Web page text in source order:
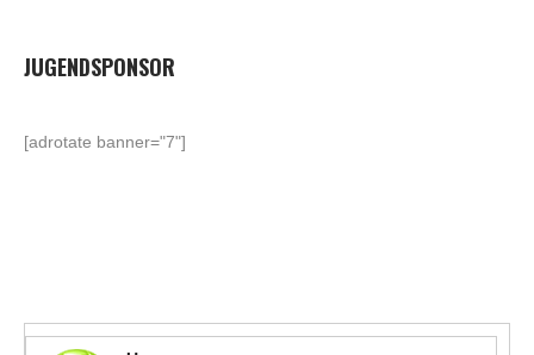
JUGENDSPONSOR
[adrotate banner="7"]